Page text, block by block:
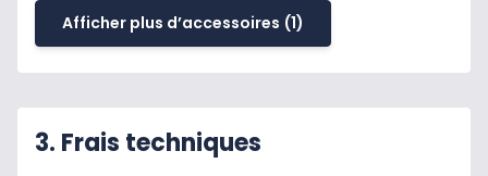
Afficher plus d’accessoires (1)
3. Frais techniques